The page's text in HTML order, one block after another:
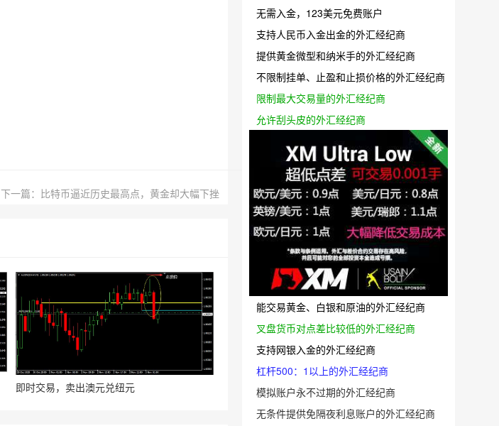
下一篇：比特币逼近历史最高点，黄金却大幅下挫
即时交易，卖出澳元兑纽元
无需入金，123美元免费账户
支持人民币入金出金的外汇经纪商
提供黄金微型和纳米手的外汇经纪商
不限制挂单、止盈和止损价格的外汇经纪商
限制最大交易量的外汇经纪商
允许刮头皮的外汇经纪商
能交易黄金、白银和原油的外汇经纪商
叉盘货币对点差比较低的外汇经纪商
支持网银入金的外汇经纪商
杠杆500：1以上的外汇经纪商
模拟账户永不过期的外汇经纪商
无条件提供免隔夜利息账户的外汇经纪商